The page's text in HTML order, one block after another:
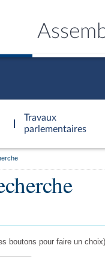
Travaux
parlementaires
boutons pour faire un choix)